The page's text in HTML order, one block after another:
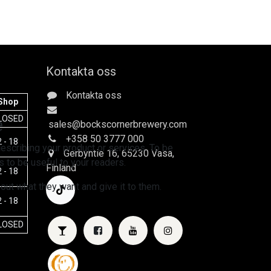
- 18
- 18
- 18
Kontakta oss
Kontakta oss
sales@bockscornerbrewery.com
+358 50 3777 000
Gerbyntie 16, 65230 Vasa,
Finland
your product or services. To be
to be useful to your readers.
what they want and give it to them.